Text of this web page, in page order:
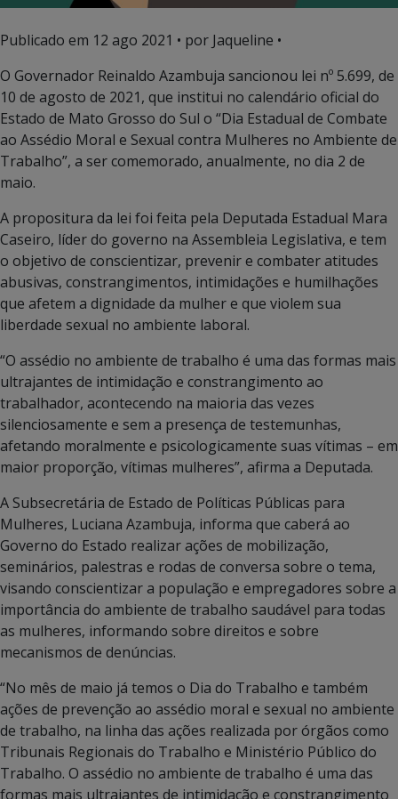
Publicado em 12 ago 2021 • por Jaqueline •
O Governador Reinaldo Azambuja sancionou lei nº 5.699, de
10 de agosto de 2021, que institui no calendário oficial do
Estado de Mato Grosso do Sul o “Dia Estadual de Combate
ao Assédio Moral e Sexual contra Mulheres no Ambiente de
Trabalho”, a ser comemorado, anualmente, no dia 2 de
maio.
A propositura da lei foi feita pela Deputada Estadual Mara
Caseiro, líder do governo na Assembleia Legislativa, e tem
o objetivo de conscientizar, prevenir e combater atitudes
abusivas, constrangimentos, intimidações e humilhações
que afetem a dignidade da mulher e que violem sua
liberdade sexual no ambiente laboral.
“O assédio no ambiente de trabalho é uma das formas mais
ultrajantes de intimidação e constrangimento ao
trabalhador, acontecendo na maioria das vezes
silenciosamente e sem a presença de testemunhas,
afetando moralmente e psicologicamente suas vítimas – em
maior proporção, vítimas mulheres”, afirma a Deputada.
A Subsecretária de Estado de Políticas Públicas para
Mulheres, Luciana Azambuja, informa que caberá ao
Governo do Estado realizar ações de mobilização,
seminários, palestras e rodas de conversa sobre o tema,
visando conscientizar a população e empregadores sobre a
importância do ambiente de trabalho saudável para todas
as mulheres, informando sobre direitos e sobre
mecanismos de denúncias.
“No mês de maio já temos o Dia do Trabalho e também
ações de prevenção ao assédio moral e sexual no ambiente
de trabalho, na linha das ações realizada por órgãos como
Tribunais Regionais do Trabalho e Ministério Público do
Trabalho. O assédio no ambiente de trabalho é uma das
formas mais ultrajantes de intimidação e constrangimento